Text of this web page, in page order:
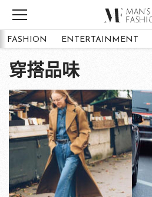
FASHION ENTERTAINMENT
穿搭品味